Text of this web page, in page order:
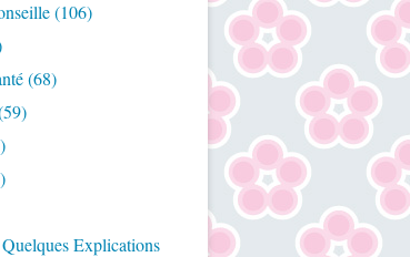
(106)
(68)
Explications